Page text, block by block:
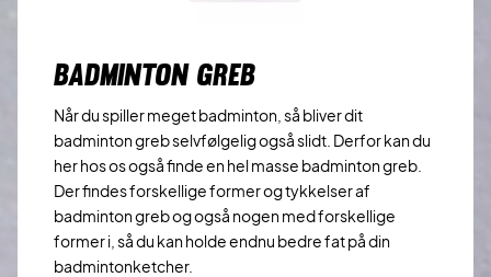
BADMINTON GREB
Når du spiller meget badminton, så bliver dit
badminton greb selvfølgelig også slidt. Derfor kan du
her hos os også finde en hel masse badminton greb.
Der findes forskellige former og tykkelser af
badminton greb og også nogen med forskellige
former i, så du kan holde endnu bedre fat på din
badmintonketcher.